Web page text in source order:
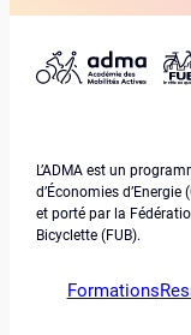
L’ADMA est un
d’Économies
et porté par la
Bicyclette (FUB).
Formations